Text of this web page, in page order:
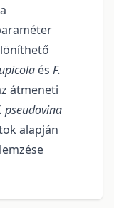
és F.
átmeneti
pseudovina
alapján